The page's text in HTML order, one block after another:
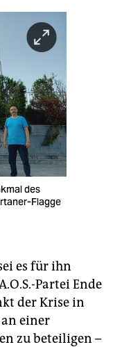
des
Flagge
es für ihn
Partei Ende
der Krise in
einer
zu beteiligen –